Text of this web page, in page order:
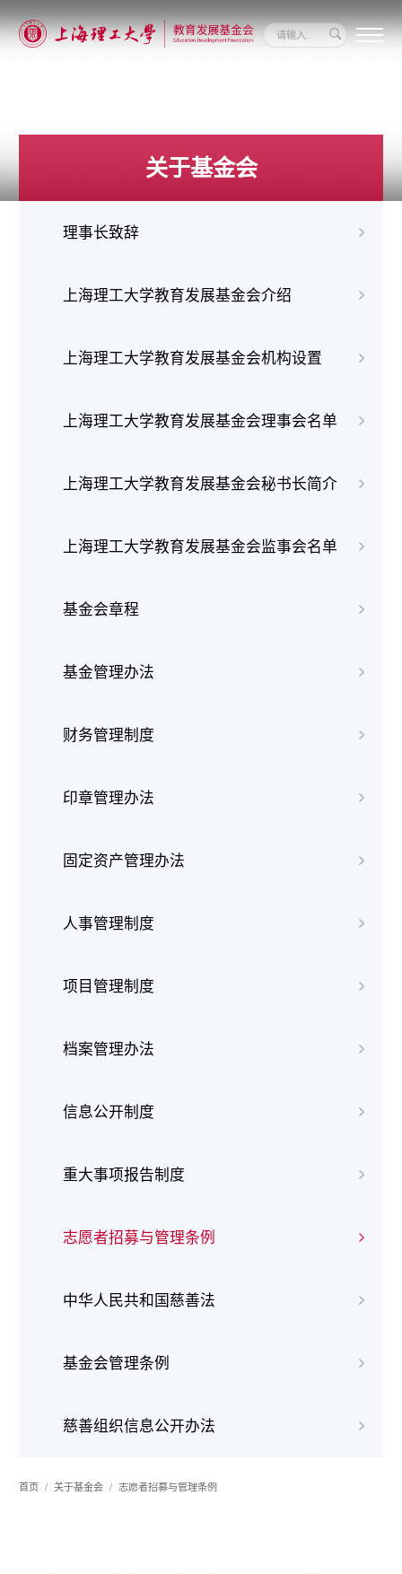
关于基金会
理事长致辞
上海理工大学教育发展基金会介绍
上海理工大学教育发展基金会机构设置
上海理工大学教育发展基金会理事会名单
上海理工大学教育发展基金会秘书长简介
上海理工大学教育发展基金会监事会名单
基金会章程
基金管理办法
财务管理制度
印章管理办法
固定资产管理办法
人事管理制度
项目管理制度
档案管理办法
信息公开制度
重大事项报告制度
志愿者招募与管理条例
中华人民共和国慈善法
基金会管理条例
慈善组织信息公开办法
首页 关于基金会 志愿者招募与管理条例